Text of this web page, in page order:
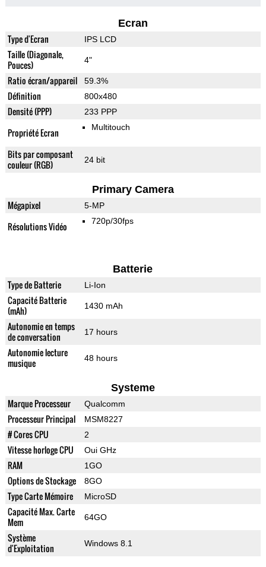
Ecran
Type d'Ecran IPS LCD
Taille (Diagonale,
Pouces)
4"
Ratio écran/appareil 59.3%
Définition 800x480
Densité (PPP) 233 PPP
Propriété Ecran Multitouch
Bits par composant
couleur (RGB)
24 bit
Primary Camera
Mégapixel 5-MP
Résolutions Vidéo 720p/30fps
Batterie
Type de Batterie Li-Ion
Capacité Batterie
(mAh)
1430 mAh
Autonomie en temps
de conversation
17 hours
Autonomie lecture
musique
48 hours
Systeme
Marque Processeur Qualcomm
Processeur Principal MSM8227
# Cores CPU 2
Vitesse horloge CPU Oui GHz
RAM 1GO
Options de Stockage 8GO
Type Carte Mémoire MicroSD
Capacité Max. Carte
Mem
64GO
Système
d'Exploitation
Windows 8.1